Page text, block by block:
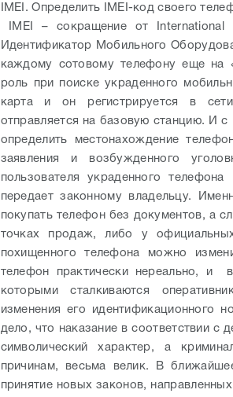
IMEI. Определить IMEI-код своего
IMEI – сокращение от International
Идентификатор Мобильного
каждому сотовому телефону еще на
роль при поиске украденного
карта и он регистрируется в
отправляется на базовую станцию. И
определить местонахождение
заявления и возбужденного
пользователя украденного
передает законному владельцу.
покупать телефон без документов, а
точках продаж, либо у
похищенного телефона можно
телефон практически нереально, и
которыми сталкиваются
изменения его идентификационного
дело, что наказание в соответствии с
символический характер, а
причинам, весьма велик. В
принятие новых законов,